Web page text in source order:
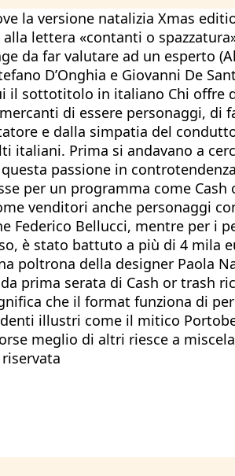
la versione natalizia Xmas
lettera «contanti o
da far valutare ad un esperto
D’Onghia e Giovanni De
il sottotitolo in italiano Chi
di essere personaggi, di
e dalla simpatia del
Prima si andavano a
passione in
per un programma come
venditori anche personaggi
Federico Bellucci, mentre per i
è stato battuto a più di 4 mila
poltrona della designer Paola
prima serata di Cash or trash
che il format funziona di
illustri come il mitico
meglio di altri riesce a